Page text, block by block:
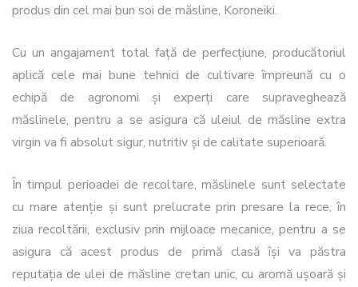
produs din cel mai bun soi de măsline, Koroneiki.
Cu un angajament total față de perfecțiune, producătoriul
aplică cele mai bune tehnici de cultivare împreună cu o
echipă de agronomi și experți care supraveghează
măslinele, pentru a se asigura că uleiul de măsline extra
virgin va fi absolut sigur, nutritiv și de calitate superioară.
În timpul perioadei de recoltare, măslinele sunt selectate
cu mare atenție și sunt prelucrate prin presare la rece, în
ziua recoltării, exclusiv prin mijloace mecanice, pentru a se
asigura că acest produs de primă clasă își va păstra
reputația de ulei de măsline cretan unic, cu aromă ușoară și